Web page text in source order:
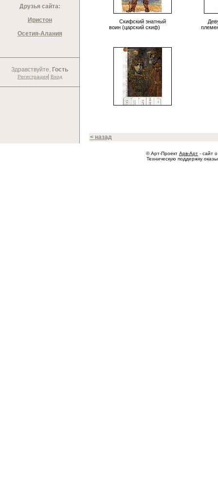
Друзья сайта:
Иристон
Осетия-Алания
Здравствуйте, Гость
Регистрация| Вход
Скифский знатный
воин (царский скиф)
< назад
© Арт-Проект Арв-Арт - сайт
Техническую поддержку